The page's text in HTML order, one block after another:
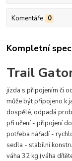
Komentáře 0
Kompletní
Trail
jízda s připojením či
může být připojeno k
dospělé, odpadá
při učení - připojení
potřeba nářadí -
sedla - stabilní
váha 32 kg (váha